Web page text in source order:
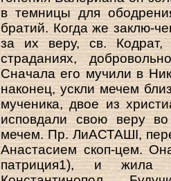
в темницы для
братий. Когда же заклю-
за их веру, св.
страданиях,
Сначала его мучили в
наконец, ускли мечем
мученика, двое из
исповдали свою веру
мечем. Пр. ЛиАСТАШІ,
Анастасием скоп-цем.
патриция1), и жила